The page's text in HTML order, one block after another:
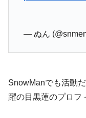
— ぬん
SnowManでも活動
躍の目黒蓮のプロフ